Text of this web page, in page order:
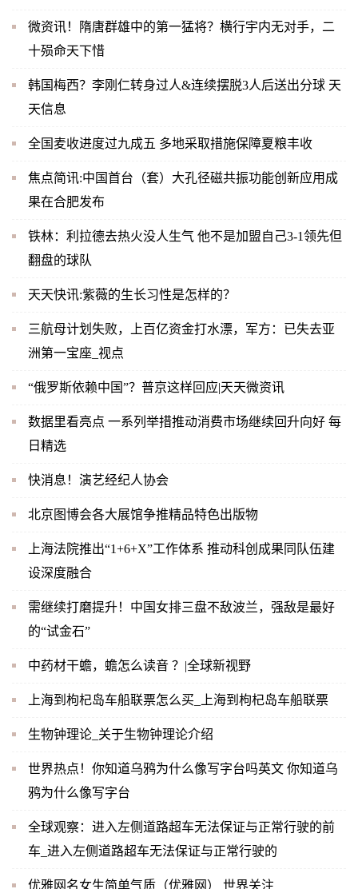
微资讯！隋唐群雄中的第一猛将？横行宇内无对手，二
十殒命天下惜
韩国梅西？李刚仁转身过人&连续摆脱3人后送出分球 天
天信息
全国麦收进度过九成五 多地采取措施保障夏粮丰收
焦点简讯:中国首台（套）大孔径磁共振功能创新应用成
果在合肥发布
铁林：利拉德去热火没人生气 他不是加盟自己3-1领先但
翻盘的球队
天天快讯:紫薇的生长习性是怎样的？
三航母计划失败，上百亿资金打水漂，军方：已失去亚
洲第一宝座_视点
“俄罗斯依赖中国”？普京这样回应|天天微资讯
数据里看亮点 一系列举措推动消费市场继续回升向好 每
日精选
快消息！演艺经纪人协会
北京图博会各大展馆争推精品特色出版物
上海法院推出“1+6+X”工作体系 推动科创成果同队伍建
设深度融合
需继续打磨提升！中国女排三盘不敌波兰，强敌是最好
的“试金石”
中药材干蟾，蟾怎么读音 ？|全球新视野
上海到枸杞岛车船联票怎么买_上海到枸杞岛车船联票
生物钟理论_关于生物钟理论介绍
世界热点！你知道乌鸦为什么像写字台吗英文 你知道乌
鸦为什么像写字台
全球观察：进入左侧道路超车无法保证与正常行驶的前
车_进入左侧道路超车无法保证与正常行驶的
优雅网名女生简单气质（优雅网） 世界关注